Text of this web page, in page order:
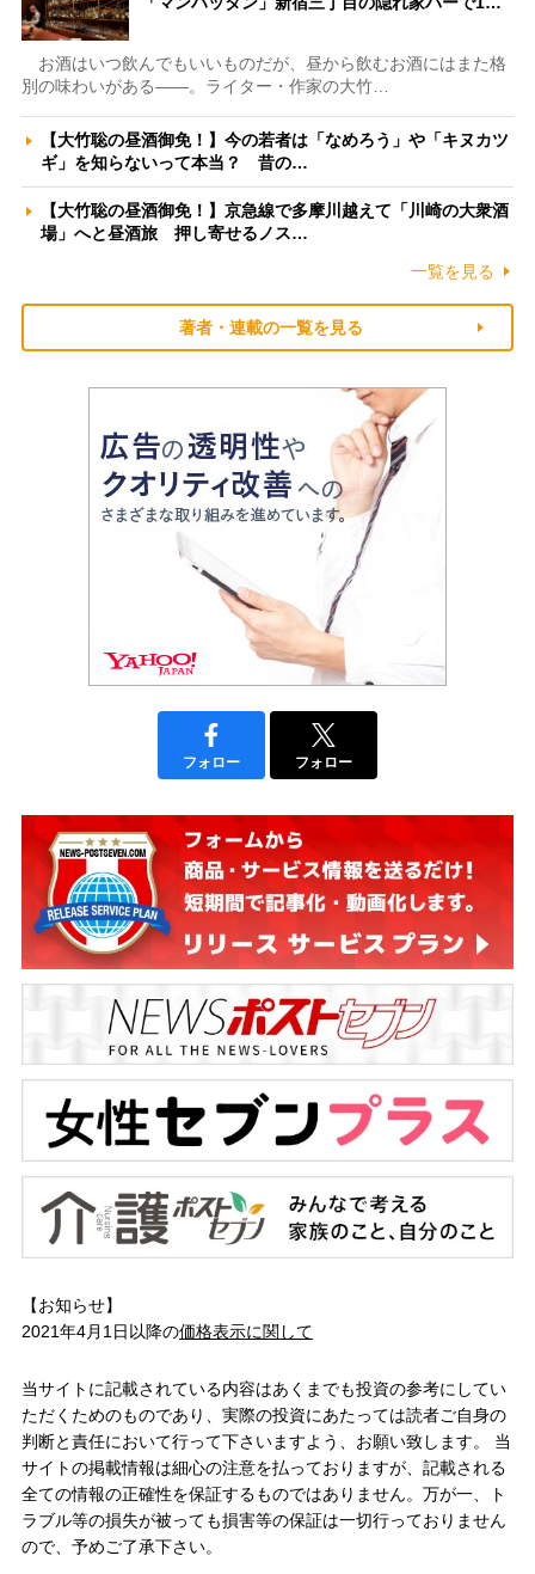
お酒はいつ飲んでもいいものだが、昼から飲むお酒にはまた格
別の味わいがある――。ライター・作家の大竹…
【大竹聡の昼酒御免！】今の若者は「なめろう」や「キヌカツ
ギ」を知らないって本当？ 昔の…
【大竹聡の昼酒御免！】京急線で多摩川越えて「川崎の大衆酒
場」へと昼酒旅 押し寄せるノス…
一覧を見る
著者・連載の一覧を見る
フォロー フォロー
【お知らせ】
2021年4月1日以降の価格表示に関して
当サイトに記載されている内容はあくまでも投資の参考にしてい
ただくためのものであり、実際の投資にあたっては読者ご自身の
判断と責任において行って下さいますよう、お願い致します。 当
サイトの掲載情報は細心の注意を払っておりますが、記載される
全ての情報の正確性を保証するものではありません。万が一、ト
ラブル等の損失が被っても損害等の保証は一切行っておりません
ので、予めご了承下さい。